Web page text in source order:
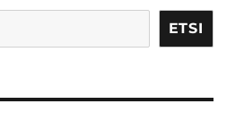
ETSI